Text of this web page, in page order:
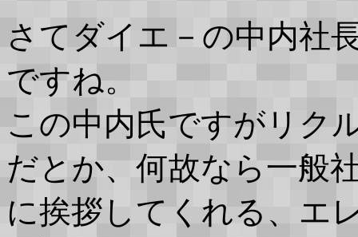
さてダイエ－の中内社
ですね。
この中内氏ですがリク
だとか、何故なら一般
に挨拶してくれる、エ